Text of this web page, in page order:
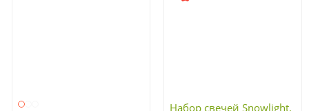
Набор свечей Snowlight,